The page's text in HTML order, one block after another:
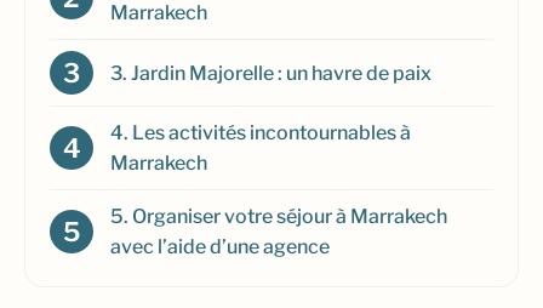
Marrakech
3. Jardin Majorelle : un havre de paix
4. Les activités incontournables à
Marrakech
5. Organiser votre séjour à Marrakech
avec l’aide d’une agence